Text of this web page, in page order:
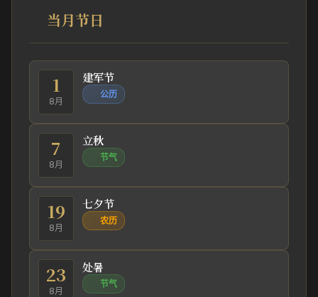
当月节日
1
8月
建军节
公历
7
8月
立秋
节气
19
8月
七夕节
农历
23
8月
处暑
节气